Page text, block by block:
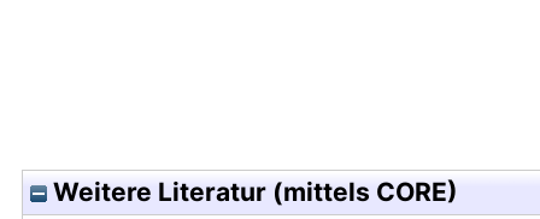
Weitere Literatur (mittels CORE)